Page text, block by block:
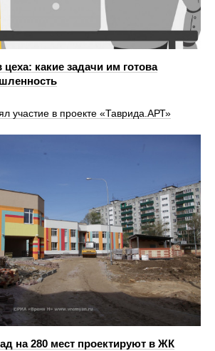
какие задачи им готова
участие в проекте «Таврида.АРТ»
на 280 мест проектируют в ЖК